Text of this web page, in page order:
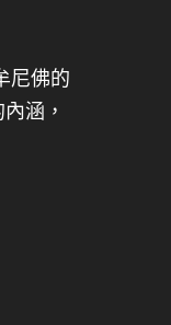
尼佛的
涵，